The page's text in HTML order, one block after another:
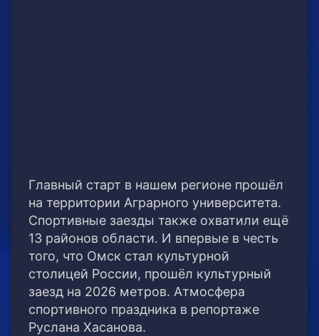
Главный старт в нашем регионе прошёл
на территории Аграрного университета.
Спортивные заезды также охватили ещё
13 районов области. И впервые в честь
того, что Омск стал культурной
столицей России, прошёл культурный
заезд на 2026 метров. Атмосфера
спортивного праздника в репортаже
Руслана Хасанова.